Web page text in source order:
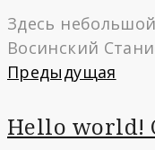
Здесь
Восинский
Навигация
записям
Предыдущая
Предыдущая
Hello world!